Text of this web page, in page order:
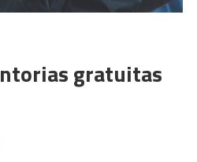
gratuitas